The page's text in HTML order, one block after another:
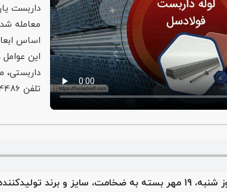
معامله
اساس
این عوامل
تلفن 02174486، سفارش خرید لوله داربستی مورد نظر خود را ثبت کنید.